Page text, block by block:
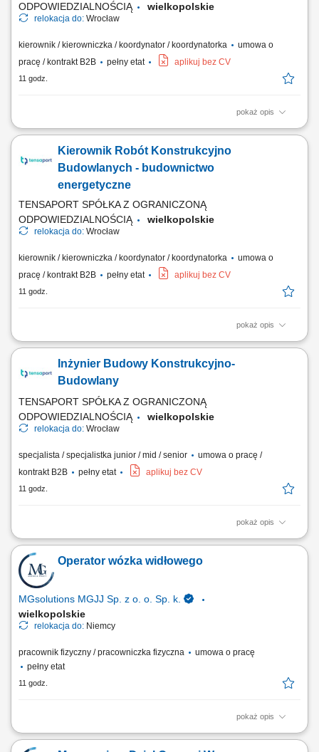
ODPOWIEDZIALNOŚCIĄ
wielkopolskie
relokacja do: Wrocław
kierownik / kierowniczka / koordynator / koordynatorka
umowa o
pracę / kontrakt B2B
pełny etat aplikuj bez CV
11 godz.
pokaż opis
Zakres zadań: Koordynacja robót elektrycznych na budowie i nadzór
podwykonawców; Analiza dokumentacji technicznej pod kątem jej
kompletności, poprawności i możliwości optymalizacji; Zapewnienie
Kierownik Robót Konstrukcyjno
Budowlanych - budownictwo
energetyczne
TENSAPORT SPÓŁKA Z OGRANICZONĄ
ODPOWIEDZIALNOŚCIĄ
wielkopolskie
relokacja do: Wrocław
kierownik / kierowniczka / koordynator / koordynatorka
umowa o
pracę / kontrakt B2B
pełny etat aplikuj bez CV
11 godz.
pokaż opis
Zakres zadań: Nadzór techniczny nad robotami konstrukcyjno-
elektroenergetycznych; Koordynacja wykonania fundamentów pod
słupy linii SN, konstrukcje wsporcze, aparaturę stacyjną, kontenery
Inżynier Budowy Konstrukcyjno-
Budowlany
TENSAPORT SPÓŁKA Z OGRANICZONĄ
ODPOWIEDZIALNOŚCIĄ
wielkopolskie
relokacja do: Wrocław
specjalista / specjalistka junior / mid / senior
umowa o pracę /
kontrakt B2B
pełny etat aplikuj bez CV
11 godz.
pokaż opis
Zakres zadań: Bezpośredni nadzór nad wykonywanymi robotami, w
szczególności robót ziemnych, żelbetowych i stalowych, w tym kontrola
jakości, terminowości oraz stopnia zaawansowania prac zgodnie z
harmonogramem; Koordynacja robót zgodnie z wymaganiami
inwestora, dokumentacją techniczną...
Operator wózka widłowego
MGsolutions MGJJ Sp. z o. o. Sp. k.
wielkopolskie
relokacja do: Niemcy
pracownik fizyczny / pracowniczka fizyczna
umowa o pracę
pełny etat
11 godz.
pokaż opis
Opis stanowiska Magazynowanie towaru - załadunek oraz rozładunek
towarów dostarczanych do magazynu; Przyjmowanie dostaw;